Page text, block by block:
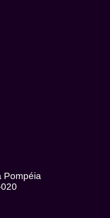
Pompéia